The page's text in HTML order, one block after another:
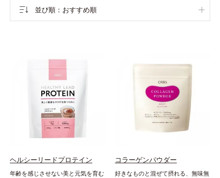
並び順 おすすめ順
ヘルシーリードプロテイン
年齢を感じさせない美と元気を育む
コラーゲンパウダー
好きなものと混ぜて摂れる、無味無